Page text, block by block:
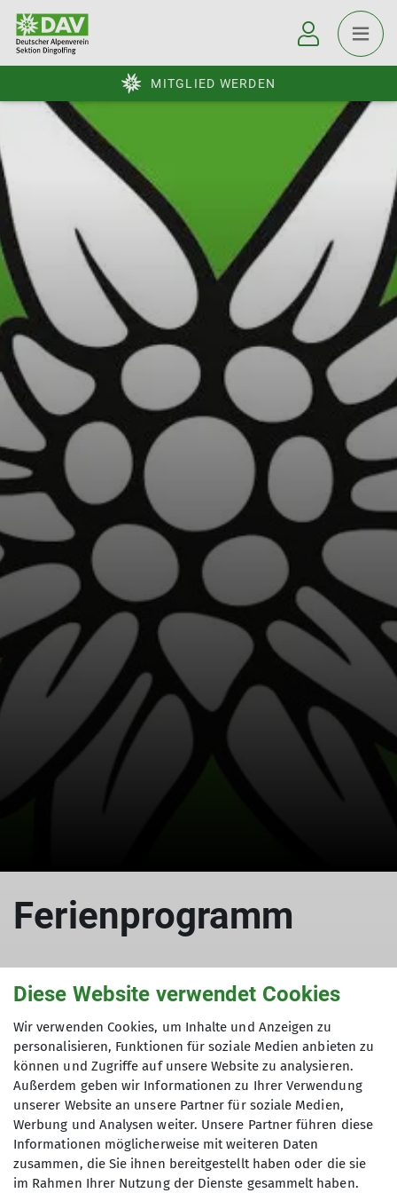
MITGLIED WERDEN
Ferienprogramm
27.08.2012
Jugend2012
Tourenleiter: Widl Konrad
Teilnehmer: 40
Diese Website verwendet Cookies
Wir verwenden Cookies, um Inhalte und Anzeigen zu
personalisieren, Funktionen für soziale Medien anbieten zu
können und Zugriffe auf unsere Website zu analysieren.
Außerdem geben wir Informationen zu Ihrer Verwendung
unserer Website an unsere Partner für soziale Medien,
Werbung und Analysen weiter. Unsere Partner führen diese
Informationen möglicherweise mit weiteren Daten
zusammen, die Sie ihnen bereitgestellt haben oder die sie
im Rahmen Ihrer Nutzung der Dienste gesammelt haben.